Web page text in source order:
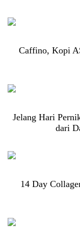
Caffino, Kopi
Jelang Hari
dari
14 Day